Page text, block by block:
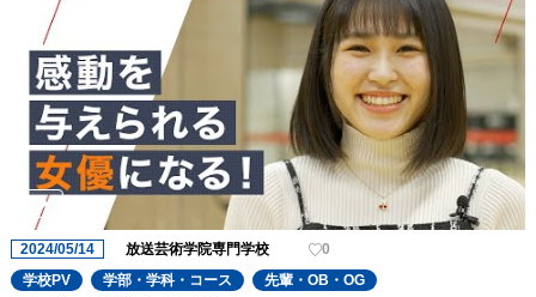
2024/05/14 放送芸術学院専門学校
0
学校PV
学部・学科・コース 先輩・OB・OG